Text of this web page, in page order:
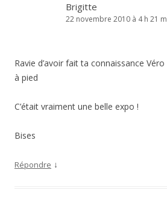
Brigitte
22 novembre 2010 à 4 h 21
Ravie d’avoir fait ta connaissance
à pied
C’était vraiment une belle expo !
Bises
Répondre ↓